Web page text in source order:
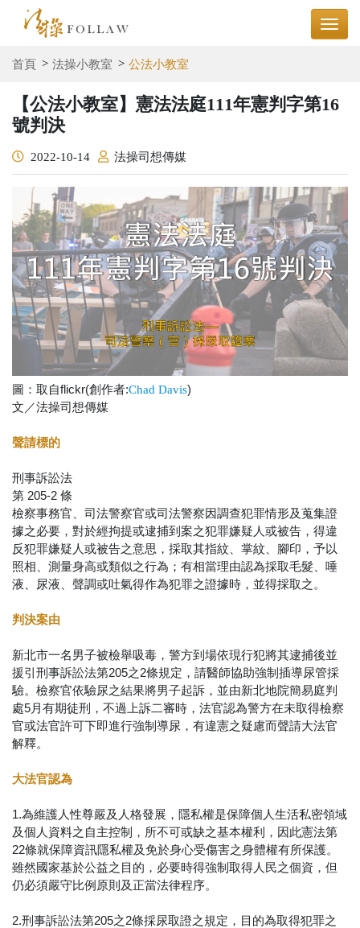
首頁 法操小教室 公法小教室
【公法小教室】憲法法庭111年憲判字第16
號判決
2022-10-14 法操司想傳媒
圖：取自flickr(創作者:Chad Davis)
文／法操司想傳媒
聲請標的
刑事訴訟法
第 205-2 條
檢察事務官、司法警察官或司法警察因調查犯罪情形及蒐集證
據之必要，對於經拘提或逮捕到案之犯罪嫌疑人或被告，得違
反犯罪嫌疑人或被告之意思，採取其指紋、掌紋、腳印，予以
照相、測量身高或類似之行為；有相當理由認為採取毛髮、唾
液、尿液、聲調或吐氣得作為犯罪之證據時，並得採取之。
判決案由
新北市一名男子被檢舉吸毒，警方到場依現行犯將其逮捕後並
援引刑事訴訟法第205之2條規定，請醫師協助強制插導尿管採
驗。檢察官依驗尿之結果將男子起訴，並由新北地院簡易庭判
處5月有期徒刑，不過上訴二審時，法官認為警方在未取得檢察
官或法官許可下即進行強制導尿，有違憲之疑慮而聲請大法官
解釋。
大法官認為
1.為維護人性尊嚴及人格發展，隱私權是保障個人生活私密領域
及個人資料之自主控制，所不可或缺之基本權利，因此憲法第
22條就保障資訊隱私權及免於身心受傷害之身體權有所保護。
雖然國家基於公益之目的，必要時得強制取得人民之個資，但
仍必須嚴守比例原則及正當法律程序。
2.刑事訴訟法第205之2條採尿取證之規定，目的為取得犯罪之